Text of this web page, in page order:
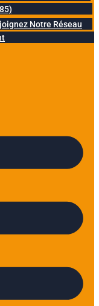
Notre Réseau